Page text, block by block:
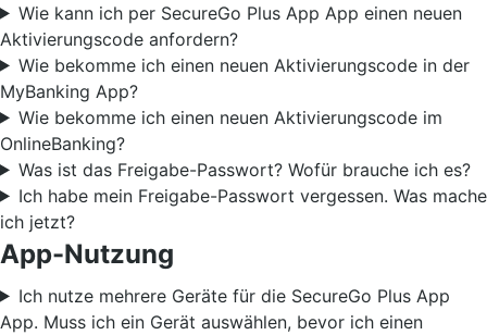
Wie kann ich per SecureGo Plus App App einen neuen
Aktivierungscode anfordern?
Wie bekomme ich einen neuen Aktivierungscode in der
MyBanking App?
Wie bekomme ich einen neuen Aktivierungscode im
OnlineBanking?
Was ist das Freigabe-Passwort? Wofür brauche ich es?
Ich habe mein Freigabe-Passwort vergessen. Was mache
ich jetzt?
App-Nutzung
Ich nutze mehrere Geräte für die SecureGo Plus App
App. Muss ich ein Gerät auswählen, bevor ich einen